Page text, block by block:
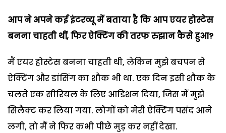
आप ने अपने कई इंटरव्यू में बताया है कि आप एयर होस्टेस
बनना चाहती थीं, फिर ऐक्टिंग की तरफ रुझान कैसे हुआ?
मैं एयर होस्टेस बनना चाहती थी, लेकिन मुझे बचपन से
ऐक्टिंग और डांसिंग का शौक भी था. एक दिन इसी शौक के
चलते एक सीरियल के लिए आडिशन दिया, जिस में मुझे
सिलैक्ट कर लिया गया. लोगों को मेरी ऐक्टिंग पसंद आने
लगी, तो मैं ने फिर कभी पीछे मुड़ कर नहीं देखा.